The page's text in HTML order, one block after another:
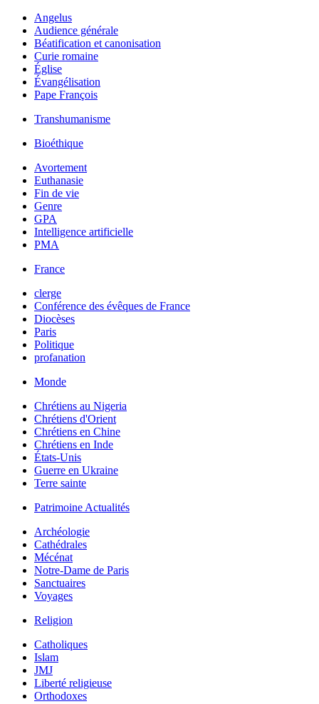
Angelus
Audience générale
Béatification et canonisation
Curie romaine
Église
Évangélisation
Pape François
Transhumanisme
Bioéthique
Avortement
Euthanasie
Fin de vie
Genre
GPA
Intelligence artificielle
PMA
France
clerge
Conférence des évêques de France
Diocèses
Paris
Politique
profanation
Monde
Chrétiens au Nigeria
Chrétiens d'Orient
Chrétiens en Chine
Chrétiens en Inde
États-Unis
Guerre en Ukraine
Terre sainte
Patrimoine Actualités
Archéologie
Cathédrales
Mécénat
Notre-Dame de Paris
Sanctuaires
Voyages
Religion
Catholiques
Islam
JMJ
Liberté religieuse
Orthodoxes